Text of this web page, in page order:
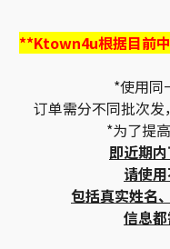
**Ktown4u根据目前
*使用同
订单需分不同批次
*为了提高
即近期内
请使用
包括真实姓名
信息